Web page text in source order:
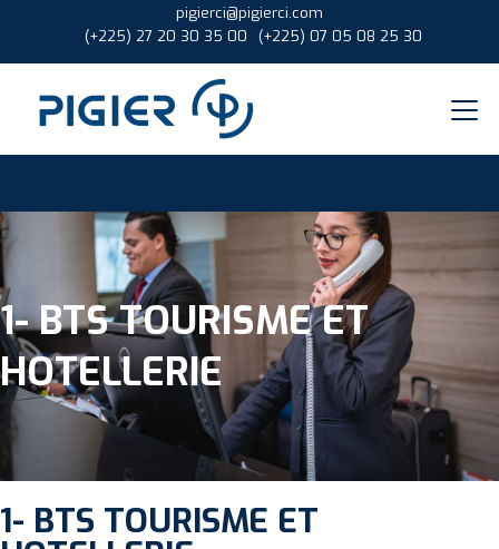
pigierci@pigierci.com
(+225) 27 20 30 35 00
(+225) 07 05 08 25 30
1- BTS TOURISME ET
HOTELLERIE
1- BTS TOURISME ET